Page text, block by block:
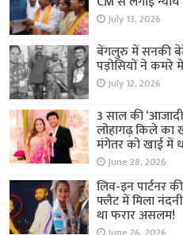
July 13, 2026
बेंगलुरु में सनकी
पड़ोसियों ने कमरे
July 12, 2026
3 साल की
लोहागढ़ किले का
मंगेतर को खाई में
June 28, 2026
लिव-इन पार्टनर
फ्लैट में मिला
था फरार असलम!